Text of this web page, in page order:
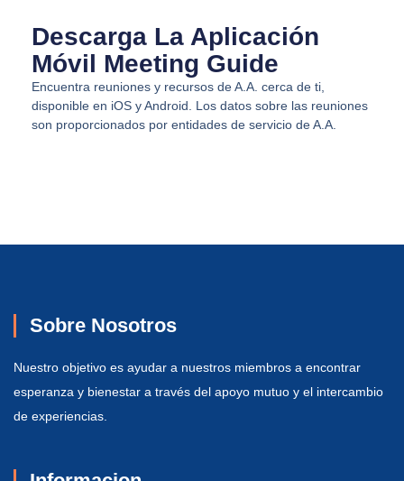
Descarga La Aplicación
Móvil Meeting Guide
Encuentra reuniones y recursos de A.A. cerca de ti,
disponible en iOS y Android. Los datos sobre las reuniones
son proporcionados por entidades de servicio de A.A.
Sobre Nosotros
Nuestro objetivo es ayudar a nuestros miembros a encontrar
esperanza y bienestar a través del apoyo mutuo y el intercambio
de experiencias.